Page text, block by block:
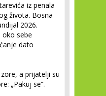
iz penala
života. Bosna
2026.
oko sebe
dato
a prijatelji su
„Pakuj se“.